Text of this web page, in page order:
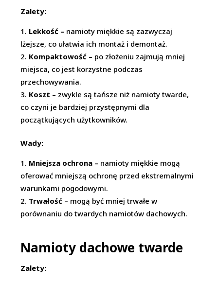
Zalety:
Lekkość – namioty miękkie są zazwyczaj
lżejsze, co ułatwia ich montaż i demontaż.
Kompaktowość – po złożeniu zajmują mniej
miejsca, co jest korzystne podczas
przechowywania.
Koszt – zwykle są tańsze niż namioty twarde,
co czyni je bardziej przystępnymi dla
początkujących użytkowników.
Wady:
Mniejsza ochrona – namioty miękkie mogą
oferować mniejszą ochronę przed ekstremalnymi
warunkami pogodowymi.
Trwałość – mogą być mniej trwałe w
porównaniu do twardych namiotów dachowych.
Namioty dachowe twarde
Zalety: